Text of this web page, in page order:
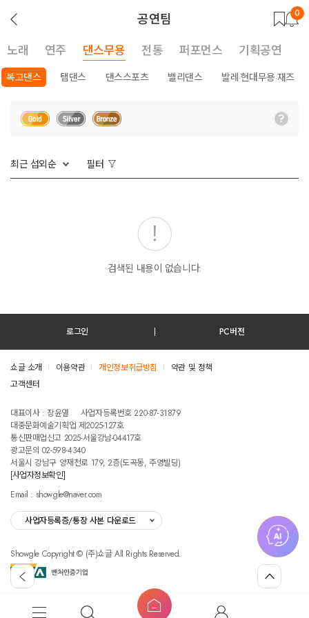
공연팀
뒤
로
기
0
노래 연주 댄스무용 전통 퍼포먼스 기획공연
복고댄스 탭댄스 댄스스포츠 밸리댄스 발레·현대무용·재즈
최근 섭외순 필터
검색된 내용이 없습니다.
홈
버
튼
뒤
가
섭
외
공
고
맨
위
로
로그인 PC버전
쇼글 소개 이용약관 개인정보취급방침
약관 및 정책
고객센터
대표이사 : 장윤열
사업자등록번호 220-87-31879
대중문화예술기획업 제2025-127호
통신판매업신고 2025-서울강남-04417호
광고문의 02-598-4340
서울시 강남구 양재천로 179, 2층(도곡동, 주영빌딩)
[사업자정보확인]
Email : showgle@naver.com
사업자등록증/통장 사본 다운로드
Showgle Copyright © (주)쇼글 All Rights Reserved.